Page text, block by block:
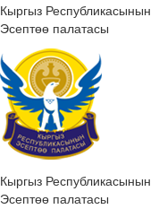
Кыргыз Республикасынын
Эсептөө палатасы
Кыргыз Республикасынын
Эсептөө палатасы